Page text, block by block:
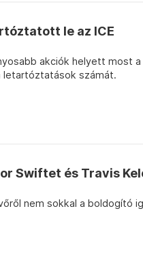
le az ICE
akciók helyett most
letartóztatások számát.
Swiftet és Travis
nem sokkal a boldogító